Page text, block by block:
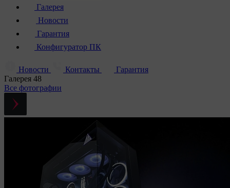
Галерея
Новости
Гарантия
Конфигуратор ПК
Новости Контакты
Гарантия
Галерея 48
Все фотографии